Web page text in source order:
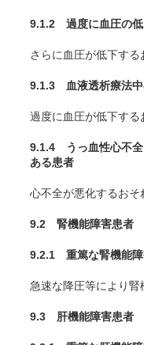
9.1.2 過度に血圧の低
さらに血圧が低下する
9.1.3 血液透析療法中
過度に血圧が低下する
9.1.4 うっ血性心不全
ある患者
心不全が悪化するおそ
9.2 腎機能障害患者
9.2.1 重篤な腎機能障
急速な降圧等により腎
9.3 肝機能障害患者